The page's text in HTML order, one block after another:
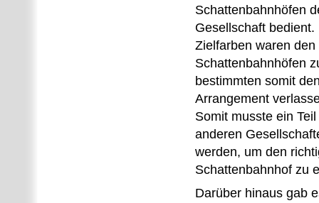
Schattenbahnhöfen
Gesellschaft
Zielfarben waren den
Schattenbahnhöfen
bestimmten somit
Arrangement
Somit musste ein
anderen
werden, um den
Schattenbahnhof zu
Darüber hinaus gab